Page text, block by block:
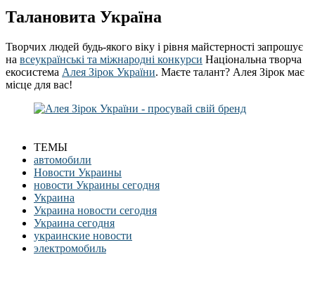
Талановита Україна
Творчих людей будь-якого віку і рівня майстерності запрошує
на всеукраїнські та міжнародні конкурси Національна творча
екосистема Алея Зірок України. Маєте талант? Алея Зірок має
місце для вас!
ТЕМЫ
автомобили
Новости Украины
новости Украины сегодня
Украина
Украина новости сегодня
Украина сегодня
украинские новости
электромобиль